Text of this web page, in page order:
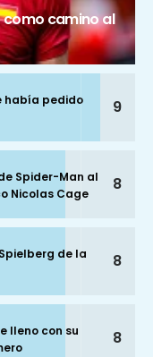
como camino al
había pedido
9
Spider-Man al
Nicolas Cage
8
de la
8
lleno con su
8